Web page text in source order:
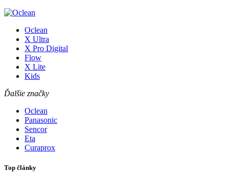
Oclean
X Ultra
X Pro Digital
Flow
X Lite
Kids
Ďalšie značky
Oclean
Panasonic
Sencor
Eta
Curaprox
Top články